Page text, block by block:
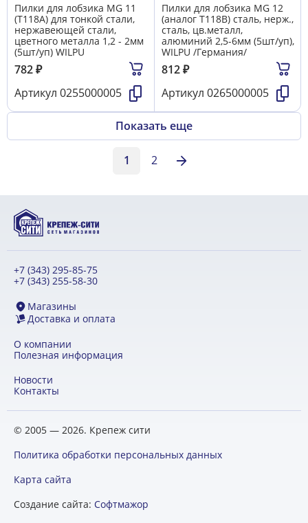
Пилки для лобзика MG 11
(T118A) для тонкой стали,
нержавеющей стали,
цветного металла 1,2 - 2мм
(5шт/уп) WILPU
782₽
Артикул 0255000005
Пилки для лобзика MG 12
(аналог T118B) сталь, нерж.,
сталь, цв.металл,
алюминий 2,5-6мм (5шт/уп),
WILPU /Германия/
812₽
Артикул 0265000005
Показать еще
1 2
+7 (343) 295-85-75
+7 (343) 255-58-30
Магазины
Доставка и оплата
О компании
Полезная информация
Новости
Контакты
© 2005 — 2026. Крепеж сити
Политика обработки персональных данных
Карта сайта
Создание сайта: Софтмажор